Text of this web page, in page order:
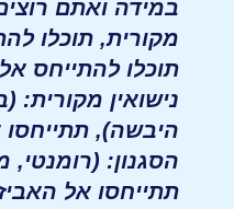
במידה ואתם
מקורית, תוכלו
תוכלו להתייחס
נישואין מקורית:
היבשה), תתייחסו
הסגנון: (רומנטי,
תתייחסו אל